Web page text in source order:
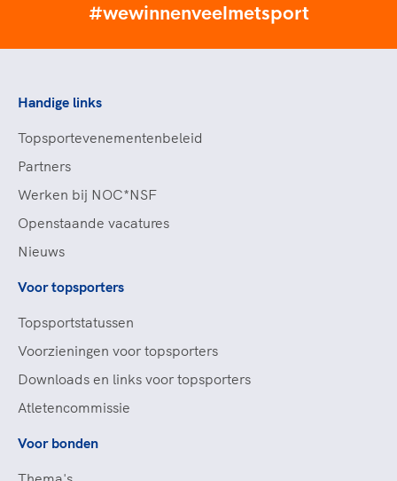
#wewinnenveelmetsport
Handige links
Topsportevenementenbeleid
Partners
Werken bij NOC*NSF
Openstaande vacatures
Nieuws
Voor topsporters
Topsportstatussen
Voorzieningen voor topsporters
Downloads en links voor topsporters
Atletencommissie
Voor bonden